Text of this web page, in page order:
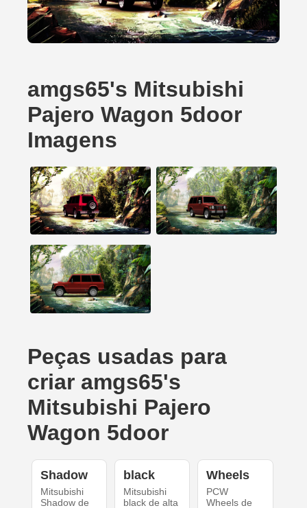
amgs65's Mitsubishi
Pajero Wagon 5door
Imagens
Peças usadas para
criar amgs65's
Mitsubishi Pajero
Wagon 5door
Shadow
Mitsubishi
Shadow de
black
Mitsubishi
black de alta
Wheels
PCW
Wheels de